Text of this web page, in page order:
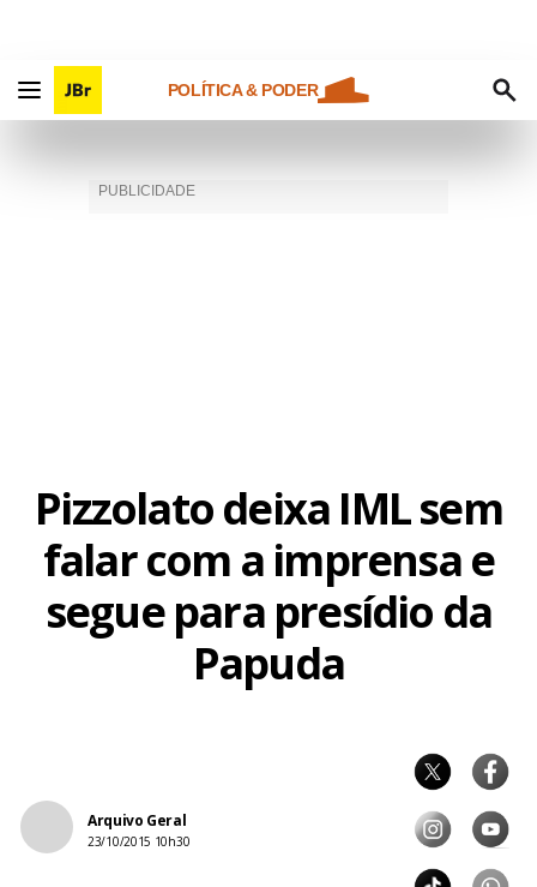
POLÍTICA & PODER
Pizzolato deixa IML sem
falar com a imprensa e
segue para presídio da
Papuda
Arquivo Geral
23/10/2015 10h30